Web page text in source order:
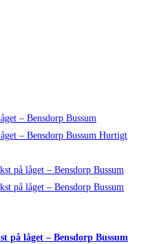
Hurtigt
på låget – Bensdorp Bussum